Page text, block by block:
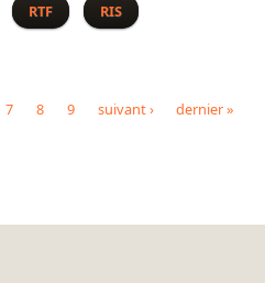
de Musique // qui se trouvent en
place à la Bibliothèque // du Roy
RTF RIS
7 8 9 suivant › dernier »